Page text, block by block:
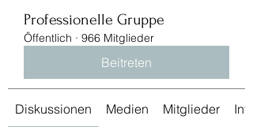
Professionelle Gruppe
Öffentlich · 966 Mitglieder
Beitreten
Diskussionen Medien Mitglieder Info